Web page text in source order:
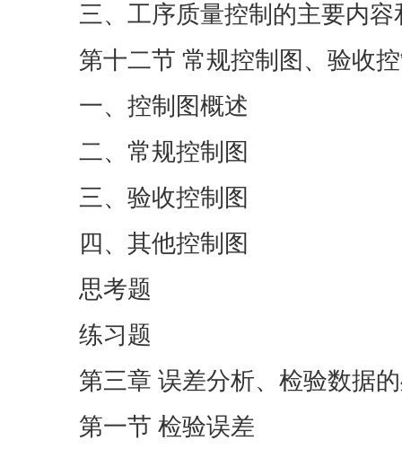
三、工序质量控制的主要内容
第十二节 常规控制图、验收
一、控制图概述
二、常规控制图
三、验收控制图
四、其他控制图
思考题
练习题
第三章 误差分析、检验数据
第一节 检验误差